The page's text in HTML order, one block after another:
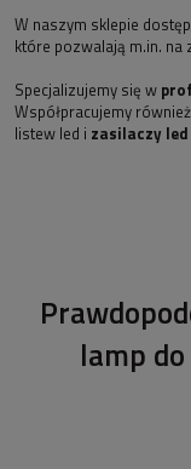
W naszym sklepie
które pozwalają m.in.
Specjalizujemy się w
Współpracujemy
listew led i zasilaczy led
lamp